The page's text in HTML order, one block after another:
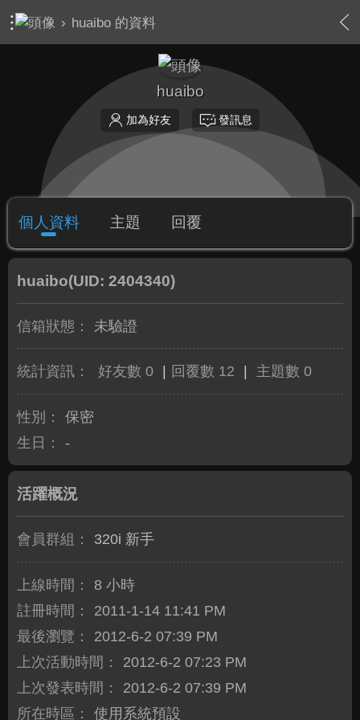
› huaibo 的資料
huaibo
加為好友 發訊息
個人資料 主題 回覆
huaibo(UID: 2404340)
信箱狀態： 未驗證
統計資訊： 好友數 0 回覆數 12 主題數 0
性別：
保密
生日：
-
活躍概況
會員群組： 320i 新手
上線時間：
8 小時
註冊時間：
2011-1-14 11:41 PM
最後瀏覽：
2012-6-2 07:39 PM
上次活動時間：
2012-6-2 07:23 PM
上次發表時間：
2012-6-2 07:39 PM
所在時區：
使用系統預設